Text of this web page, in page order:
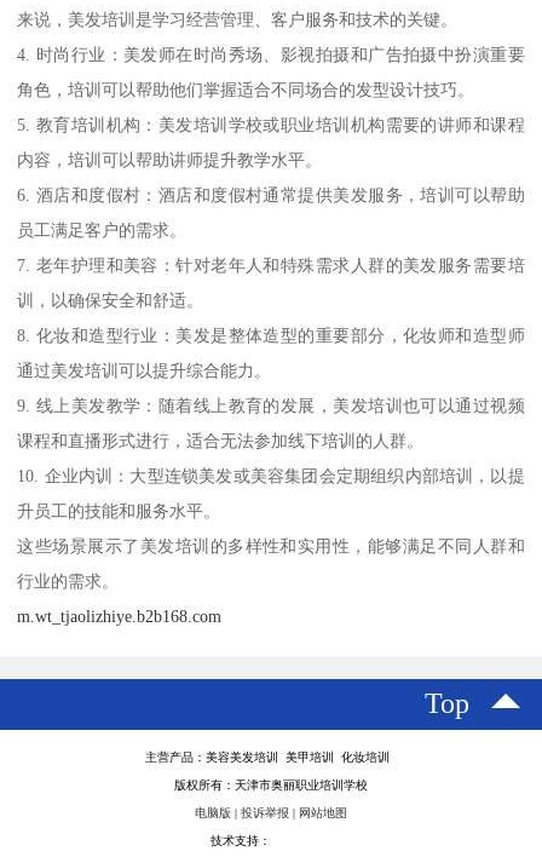
来说，美发培训是学习经营管理、客户服务和技术的关键。
4. 时尚行业：美发师在时尚秀场、影视拍摄和广告拍摄中扮演重要
角色，培训可以帮助他们掌握适合不同场合的发型设计技巧。
5. 教育培训机构：美发培训学校或职业培训机构需要的讲师和课程
内容，培训可以帮助讲师提升教学水平。
6. 酒店和度假村：酒店和度假村通常提供美发服务，培训可以帮助
员工满足客户的需求。
7. 老年护理和美容：针对老年人和特殊需求人群的美发服务需要培
训，以确保安全和舒适。
8. 化妆和造型行业：美发是整体造型的重要部分，化妆师和造型师
通过美发培训可以提升综合能力。
9. 线上美发教学：随着线上教育的发展，美发培训也可以通过视频
课程和直播形式进行，适合无法参加线下培训的人群。
10. 企业内训：大型连锁美发或美容集团会定期组织内部培训，以提
升员工的技能和服务水平。
这些场景展示了美发培训的多样性和实用性，能够满足不同人群和
行业的需求。
m.wt_tjaolizhiye.b2b168.com
Top
主营产品：美容美发培训 美甲培训 化妆培训
版权所有：天津市奥丽职业培训学校
电脑版 | 投诉举报 | 网站地图
技术支持：